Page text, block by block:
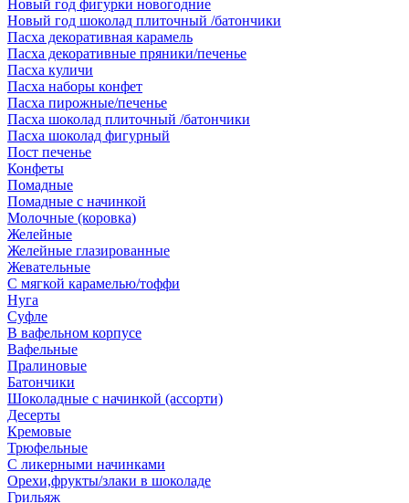
Новый год фигурки новогодние
Новый год шоколад плиточный /батончики
Пасха декоративная карамель
Пасха декоративные пряники/печенье
Пасха куличи
Пасха наборы конфет
Пасха пирожные/печенье
Пасха шоколад плиточный /батончики
Пасха шоколад фигурный
Пост печенье
Конфеты
Помадные
Помадные с начинкой
Молочные (коровка)
Желейные
Желейные глазированные
Жевательные
С мягкой карамелью/тоффи
Нуга
Суфле
В вафельном корпусе
Вафельные
Пралиновые
Батончики
Шоколадные с начинкой (ассорти)
Десерты
Кремовые
Трюфельные
С ликерными начинками
Орехи,фрукты/злаки в шоколаде
Грильяж